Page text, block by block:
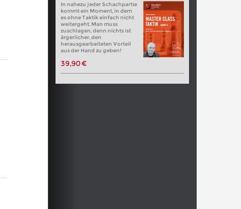
In nahezu jeder Schachpartie
kommt ein Moment, in dem
es ohne Taktik einfach nicht
weitergeht. Man muss
zuschlagen, denn nichts ist
ärgerlicher, den
herausgearbeiteten Vorteil
aus der Hand zu geben!
39,90 €